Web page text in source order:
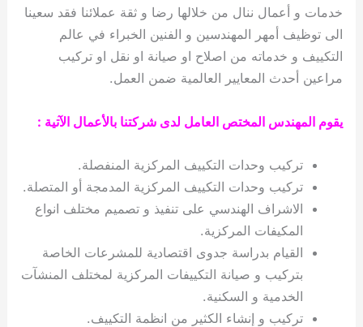
خدمات و أعمال ننال من خلالها رضا و ثقة عملائنا فقد سعينا
الى توظيف أمهر المهندسين و الفنين الخبراء في عالم
التكييف و خدماته من اصلاح او صيانة او نقل او تركيب
مراعين أحدث المعايير العالمية ضمن العمل.
يقوم المهندس المختص العامل لدى شركتنا بالأعمال الآتية :
تركيب وحدات التكييف المركزية المنفصلة.
تركيب وحدات التكييف المركزية المدمجة أو المتصلة.
الاشراف الهندسي على تنفيذ و تصميم مختلف انواع
المكيفات المركزية.
القيام بدراسة جدوى اقتصادية للمشرعات الخاصة
بتركيب و صيانة التكييفات المركزية لمختلف المنشآت
الخدمية و السكنية.
تركيب و إنشاء الكثير من انظمة التكييف.